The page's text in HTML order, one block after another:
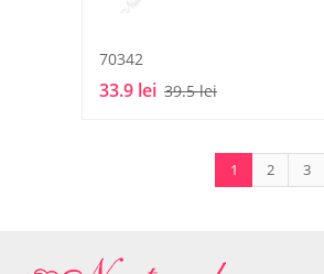
70342
33.9 lei 39.5 lei
1 2 3